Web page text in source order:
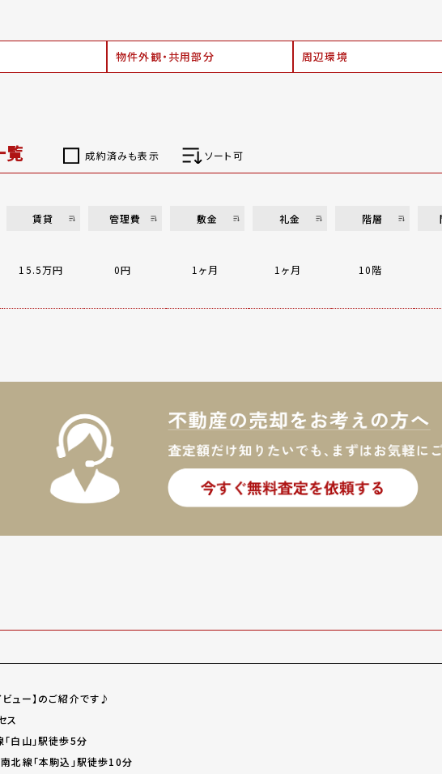
物件外観・共用部分 周辺環境
覧 成約済みも表示 ソート可
賃貸 管理費 敷金 礼金 階層
15.5万円 0円 1ヶ月 1ヶ月 10階
ビュー】のご紹介です♪
ス
「白山」駅徒歩5分
南北線「本駒込」駅徒歩10分